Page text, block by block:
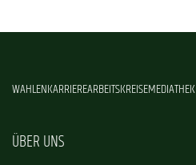
WAHLENKARRIEREARBEITSKREISEMEDIATHEK
ÜBER UNS